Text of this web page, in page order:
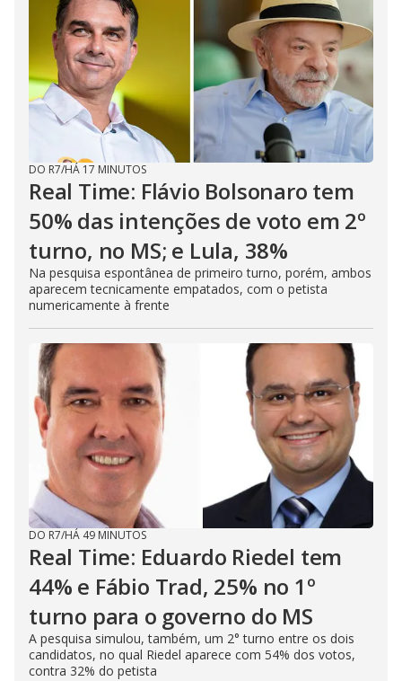
DO R7/HÁ 17 MINUTOS
Real Time: Flávio Bolsonaro tem
50% das intenções de voto em 2º
turno, no MS; e Lula, 38%
Na pesquisa espontânea de primeiro turno, porém, ambos
aparecem tecnicamente empatados, com o petista
numericamente à frente
DO R7/HÁ 49 MINUTOS
Real Time: Eduardo Riedel tem
44% e Fábio Trad, 25% no 1º
turno para o governo do MS
A pesquisa simulou, também, um 2° turno entre os dois
candidatos, no qual Riedel aparece com 54% dos votos,
contra 32% do petista